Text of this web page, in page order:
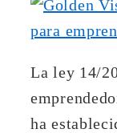
La ley 14/
ha